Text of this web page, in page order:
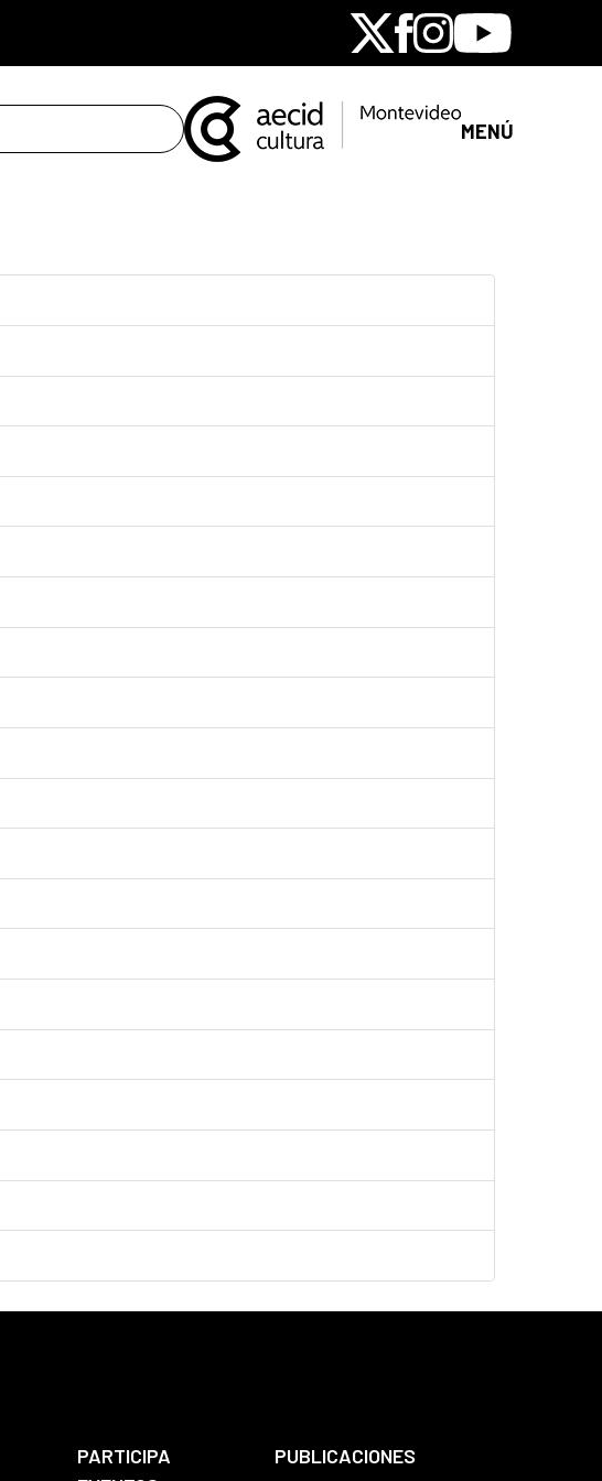
X Facebook
Instagram
Youtube
MENÚ
PARTICIPA
PUBLICACIONES